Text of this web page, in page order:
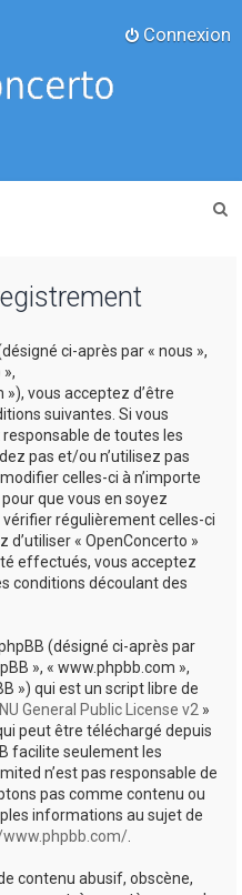
Connexion
ci-après par « nous »,
vous acceptez d’être
suivantes. Si vous
de toutes les
pas et/ou n’utilisez pas
celles-ci à n’importe
que vous en soyez
régulièrement celles-ci
« OpenConcerto »
effectués, vous acceptez
conditions découlant des
(désigné ci-après par
», « www.phpbb.com »,
») qui est un script libre de
General Public License v2 »
peut être téléchargé depuis
facilite seulement les
n’est pas responsable de
pas comme contenu ou
informations au sujet de
.
contenu abusif, obscène,